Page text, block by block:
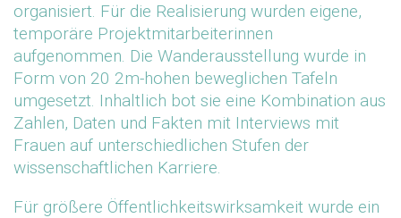
organisiert. Für die Realisierung wurden eigene,
temporäre Projektmitarbeiterinnen
aufgenommen. Die Wanderausstellung wurde in
Form von 20 2m-hohen beweglichen Tafeln
umgesetzt. Inhaltlich bot sie eine Kombination aus
Zahlen, Daten und Fakten mit Interviews mit
Frauen auf unterschiedlichen Stufen der
wissenschaftlichen Karriere.
Für größere Öffentlichkeitswirksamkeit wurde ein